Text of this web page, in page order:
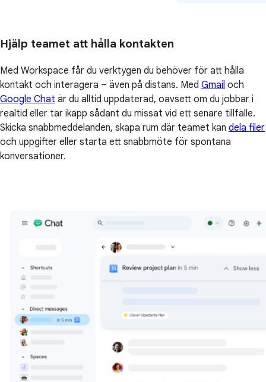
Hjälp teamet att hålla kontakten
Med Workspace får du verktygen du behöver för att hålla
kontakt och interagera – även på distans. Med Gmail och
Google Chat är du alltid uppdaterad, oavsett om du jobbar i
realtid eller tar ikapp sådant du missat vid ett senare tillfälle.
Skicka snabbmeddelanden, skapa rum där teamet kan dela filer
och uppgifter eller starta ett snabbmöte för spontana
konversationer.